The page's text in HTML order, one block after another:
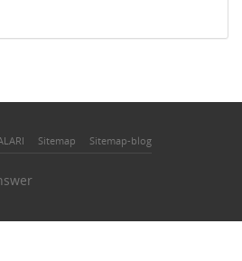
Sitemap Sitemap-blog